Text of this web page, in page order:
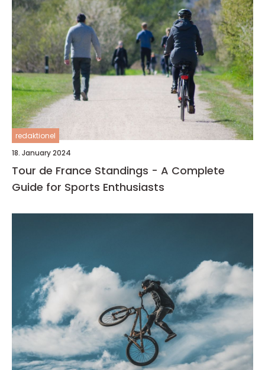
redaktionel
18. January 2024
Tour de France Standings - A Complete
Guide for Sports Enthusiasts